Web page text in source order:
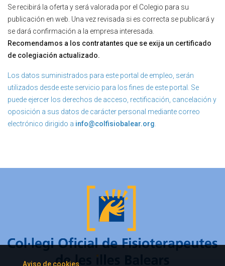
Se recibirá la oferta y será valorada por el Colegio para su
publicación en web. Una vez revisada si es correcta se publicará y
se dará confirmación a la empresa interesada.
Recomendamos a los contratantes que se exija un certificado
de colegiación actualizado.
Los datos suministrados para este portal de empleo, serán
utilizados desde este servicio para los fines de este portal. Se
puede ejercer los derechos de acceso, rectificación, cancelación y
oposición a sus datos de carácter personal mediante correo
electrónico dirigido a info@colfisiobalear.org
Aviso de cookies